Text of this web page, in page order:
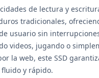
de lectura y
tradicionales,
usuario sin
videos, jugando o
la web, este SSD
y rápido.